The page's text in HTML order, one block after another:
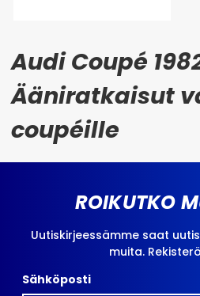
Audi Coupé
Ääniratkaisut
coupéille
ROIKUTKO
Uutiskirjeessämme saat
muita.
Sähköposti